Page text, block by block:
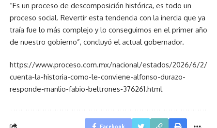
“Es un proceso de descomposición histórica, es todo un
proceso social. Revertir esta tendencia con la inercia que ya
traía fue lo más complejo y lo conseguimos en el primer año
de nuestro gobierno”, concluyó el actual gobernador.
https://www.proceso.com.mx/nacional/estados/2026/6/2/
cuenta-la-historia-como-le-conviene-alfonso-durazo-
responde-manlio-fabio-beltrones-376261.html
Facebook